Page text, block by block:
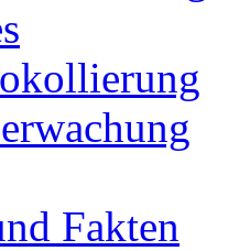
Fakten